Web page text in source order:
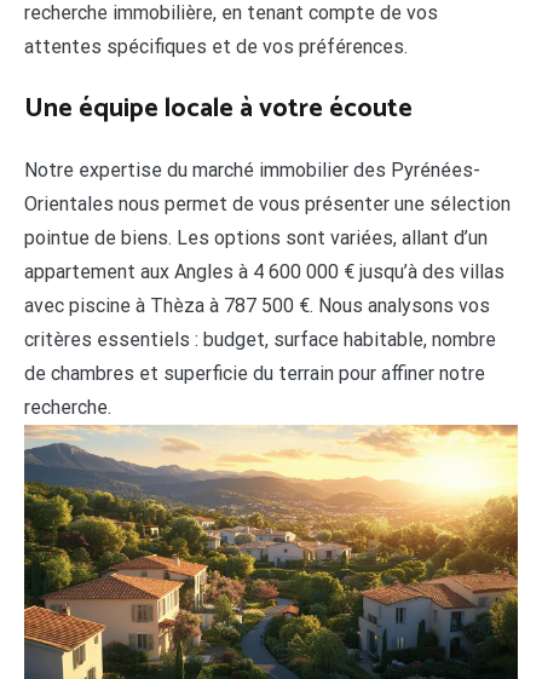
recherche immobilière, en tenant compte de vos
attentes spécifiques et de vos préférences.
Une équipe locale à votre écoute
Notre expertise du marché immobilier des Pyrénées-
Orientales nous permet de vous présenter une sélection
pointue de biens. Les options sont variées, allant d’un
appartement aux Angles à 4 600 000 € jusqu’à des villas
avec piscine à Thèza à 787 500 €. Nous analysons vos
critères essentiels : budget, surface habitable, nombre
de chambres et superficie du terrain pour affiner notre
recherche.